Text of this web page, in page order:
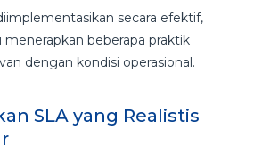
secara efektif,
menerapkan beberapa praktik
dengan kondisi operasional.
SLA yang Realistis